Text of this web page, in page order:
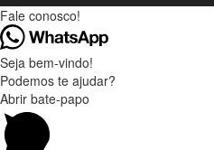
Fale conosco!
Seja bem-vindo!
Podemos te ajudar?
Abrir bate-papo